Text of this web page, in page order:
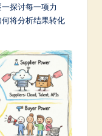
探讨每一项力
将分析结果转化